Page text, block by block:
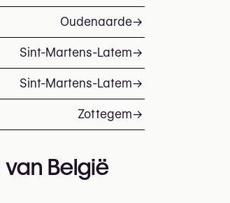
Oudenaarde→
Sint-Martens-Latem→
Sint-Martens-Latem→
Zottegem→
België